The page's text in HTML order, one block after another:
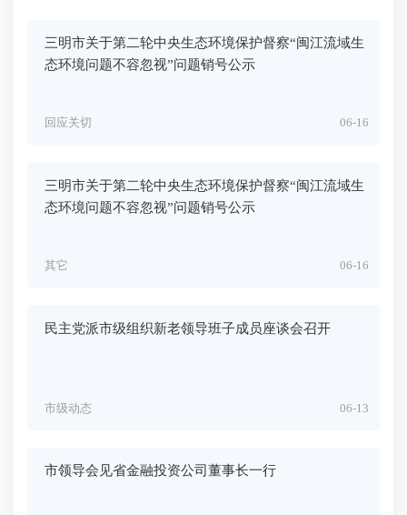
三明市关于第二轮中央生态环境保护督察“闽江流域生
态环境问题不容忽视”问题销号公示
06-16
回应关切
三明市关于第二轮中央生态环境保护督察“闽江流域生
态环境问题不容忽视”问题销号公示
06-16
其它
民主党派市级组织新老领导班子成员座谈会召开
06-13
市级动态
市领导会见省金融投资公司董事长一行